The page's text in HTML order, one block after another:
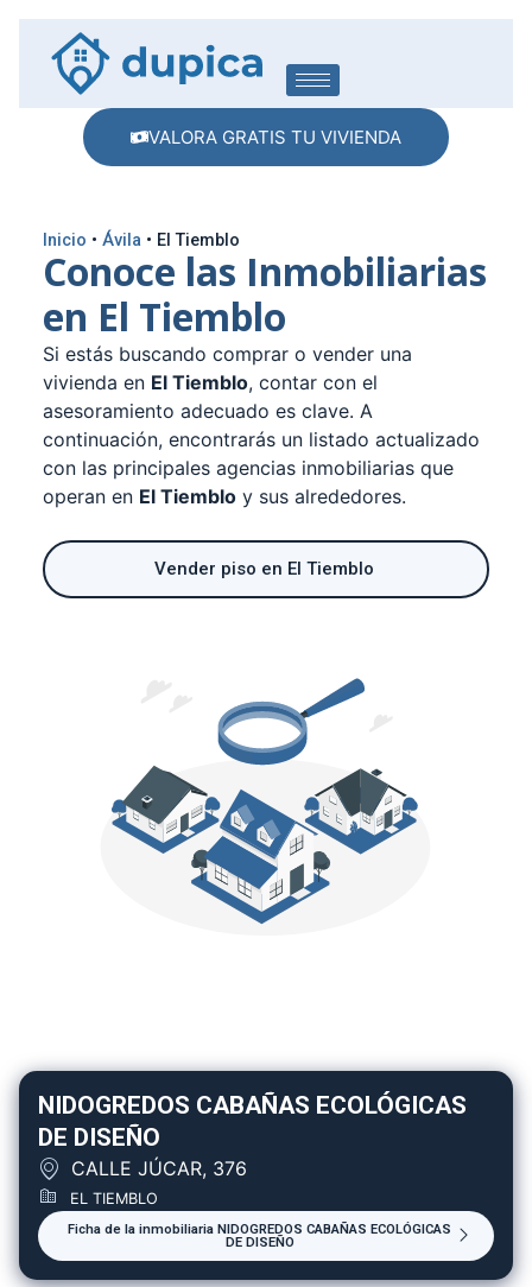
VALORA GRATIS TU VIVIENDA
Inicio • Ávila • El Tiemblo
Conoce las Inmobiliarias
en El Tiemblo
Si estás buscando comprar o vender una
vivienda en El Tiemblo, contar con el
asesoramiento adecuado es clave. A
continuación, encontrarás un listado actualizado
con las principales agencias inmobiliarias que
operan en El Tiemblo y sus alrededores.
Vender piso en El Tiemblo
NIDOGREDOS CABAÑAS ECOLÓGICAS
DE DISEÑO
CALLE JÚCAR, 376
EL TIEMBLO
Ficha de la inmobiliaria NIDOGREDOS CABAÑAS ECOLÓGICAS
DE DISEÑO